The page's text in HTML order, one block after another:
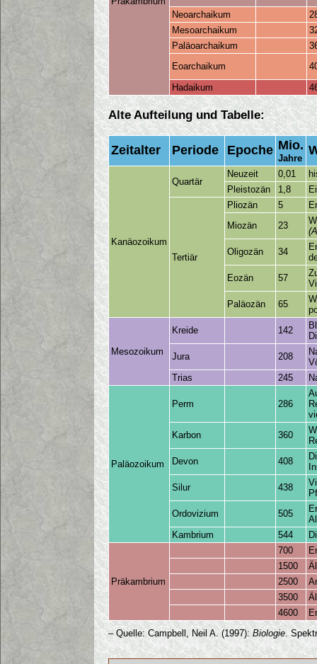
Neoarchaikum
Mesoarchaikum
Paläoarchaikum
Eoarchaikum
Hadaikum
Alte Aufteilung und Tabelle:
Zeitalter Periode Epoche Mio.
Jahre
Kanäozoikum
Quartär
Neuzeit 0,01
Pleistozän
1,8
Tertiär
Pliozän 5
Miozän
23
Oligozän
34
Eozän
57
Paläozän
65
Mesozoikum
Kreide 142
Jura
208
Trias
245
Paläozoikum
Perm 286
Karbon
360
Devon
408
Silur
438
Ordovizium
505
Kambrium
544
Präkambrium
700
1500
2500
3500
4600
– Quelle: Campbell, Neil A. (1997):Biologie.